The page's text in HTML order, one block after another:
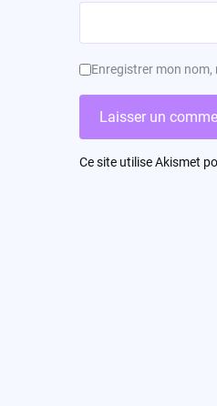
Enregistrer mon
Ce site utilise Akismet